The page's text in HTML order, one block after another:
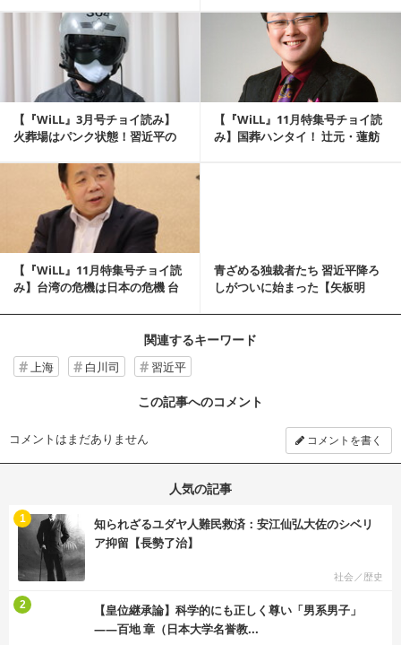
【『WiLL』3月号チョイ読み】
火葬場はパンク状態！習近平の
【『WiLL』11月特集号チョイ読
み】国葬ハンタイ！ 辻元・蓮舫
【『WiLL』11月特集号チョイ読
み】台湾の危機は日本の危機 台
青ざめる独裁者たち 習近平降ろ
しがついに始まった【矢板明
記事を読む
関連するキーワード
上海 白川司 習近平
この記事へのコメント
コメントはまだありません コメントを書く
人気の記事
知られざるユダヤ人難民救済：安江仙弘大佐のシベリ
ア抑留【長勢了治】
社会／歴史
1
【皇位継承論】科学的にも正しく尊い「男系男子」
――百地 章（日本大学名誉教...
2